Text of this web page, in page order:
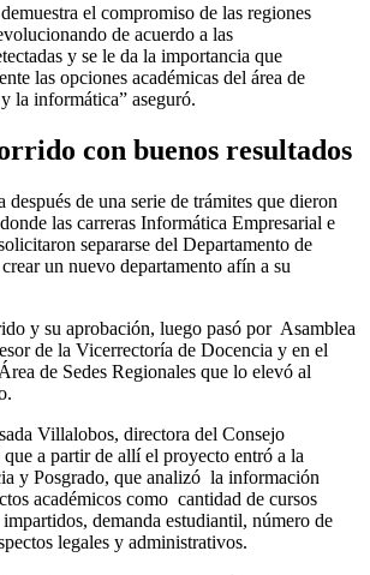
el compromiso de las regiones
de acuerdo a las
y se le da la importancia que
las opciones académicas del área de
la informática” aseguró.
con buenos resultados
después de una serie de trámites que dieron
las carreras Informática Empresarial e
separarse del Departamento de
un nuevo departamento afín a su
y su aprobación, luego pasó por Asamblea
de la Vicerrectoría de Docencia y en el
de Sedes Regionales que lo elevó al
Villalobos, directora del Consejo
a partir de allí el proyecto entró a la
y Posgrado, que analizó la información
académicos como cantidad de cursos
demanda estudiantil, número de
legales y administrativos.